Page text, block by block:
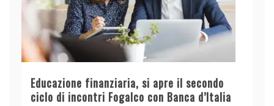
Educazione finanziaria, si apre il secondo
ciclo di incontri Fogalco con Banca d’Italia